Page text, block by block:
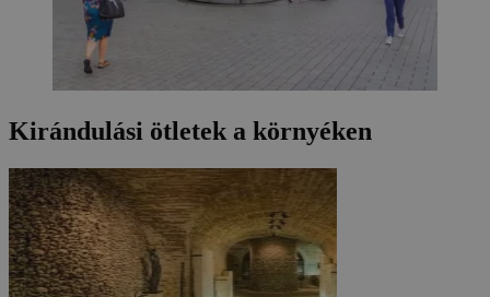
Kirándulási ötletek a környéken